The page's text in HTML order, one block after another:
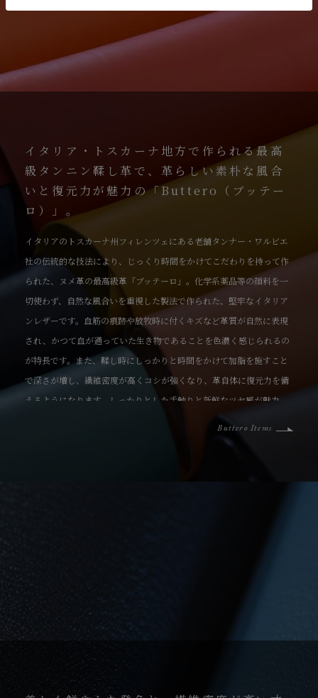
イタリア・トスカーナ地方で作られる最高
級タンニン鞣し革で、革らしい素朴な風合
いと復元力が魅力の「Buttero（ブッテー
ロ）」。
イタリアのトスカーナ州フィレンツェにある老舗タンナー・ワルビエ
社の伝統的な技法により、じっくり時間をかけてこだわりを持って作
られた、ヌメ革の最高級革「ブッテーロ」。化学系薬品等の顔料を一
切使わず、自然な風合いを重視した製法で作られた、堅牢なイタリア
ンレザーです。血筋の痕跡や放牧時に付くキズなど革質が自然に表現
され、かつて血が通っていた生き物であることを色濃く感じられるの
が特長です。また、鞣し時にしっかりと時間をかけて加脂を施すこと
で深さが増し、繊維密度が高くコシが強くなり、革自体に復元力を備
えるようになります。しっかりとした手触りと新鮮なツヤ感が魅力
Buttero Items